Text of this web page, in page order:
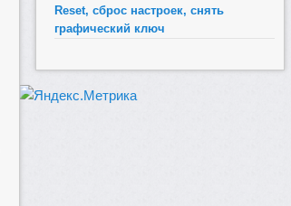
Reset, сброс настроек, снять
графический ключ